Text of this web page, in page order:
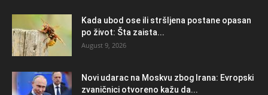
Kada ubod ose ili stršljena postane opasan
po život: Šta zaista...
August 9, 2026
Novi udarac na Moskvu zbog Irana: Evropski
zvaničnici otvoreno kažu da...